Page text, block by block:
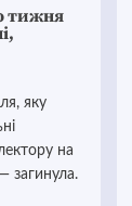
тижня
яку
на
загинула.